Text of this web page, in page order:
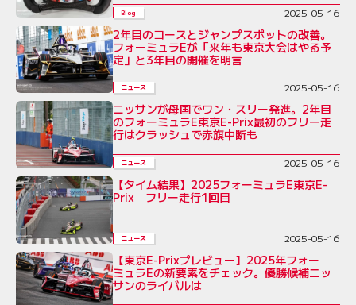
Blog 2025-05-16
2年目のコースとジャンプスポットの改善。
フォーミュラEが「来年も東京大会はやる予
定」と3年目の開催を明言
ニュース 2025-05-16
ニッサンが母国でワン・スリー発進。2年目
のフォーミュラE東京E-Prix最初のフリー走
行はクラッシュで赤旗中断も
ニュース 2025-05-16
【タイム結果】2025フォーミュラE東京E-
Prix フリー走行1回目
ニュース 2025-05-16
【東京E-Prixプレビュー】2025年フォー
ミュラEの新要素をチェック。優勝候補ニッ
サンのライバルは